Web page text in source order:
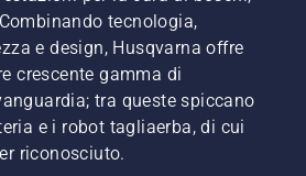
tecnologia,
e design, Husqvarna offre
crescente gamma di
tra queste spiccano
e i robot tagliaerba, di cui
riconosciuto.